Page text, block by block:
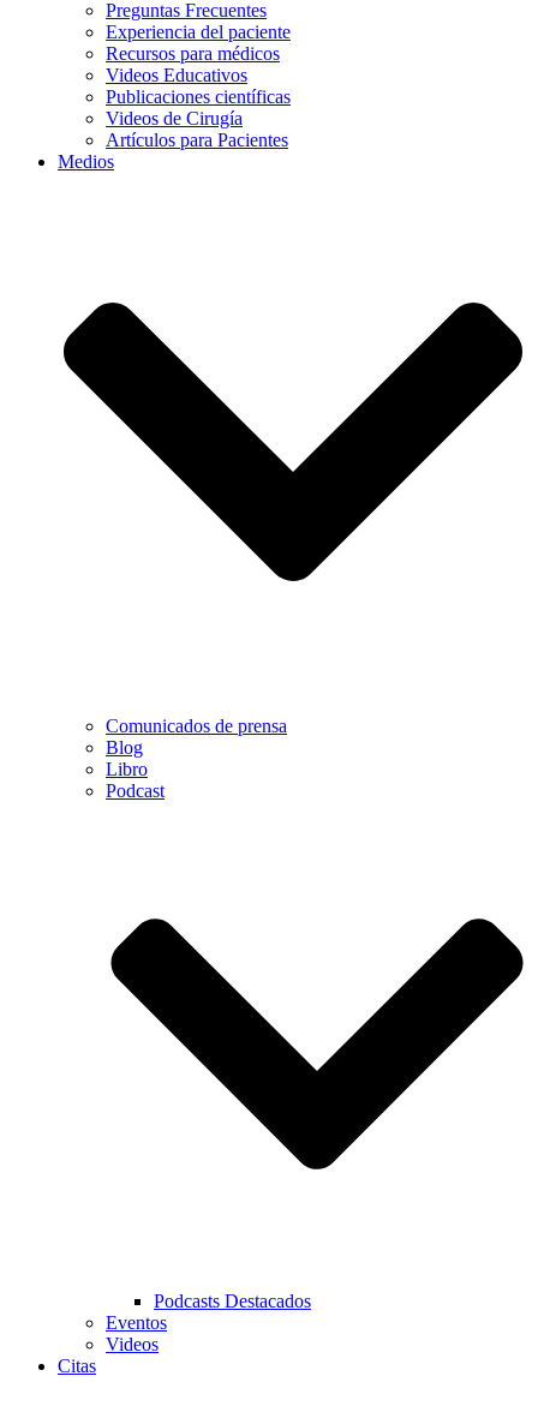
Preguntas Frecuentes
Experiencia del paciente
Recursos para médicos
Videos Educativos
Publicaciones científicas
Videos de Cirugía
Artículos para Pacientes
Medios
Comunicados de prensa
Blog
Libro
Podcast
Podcasts Destacados
Eventos
Videos
Citas